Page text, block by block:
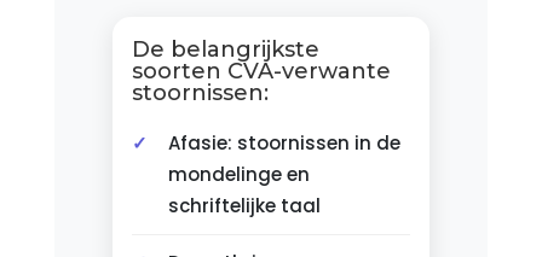
De belangrijkste
soorten CVA-verwante
stoornissen:
Afasie: stoornissen in de
mondelinge en
schriftelijke taal